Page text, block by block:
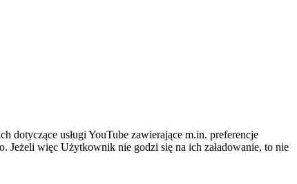
dotyczące usługi YouTube zawierające m.in. preferencje
Jeżeli więc Użytkownik nie godzi się na ich załadowanie, to nie